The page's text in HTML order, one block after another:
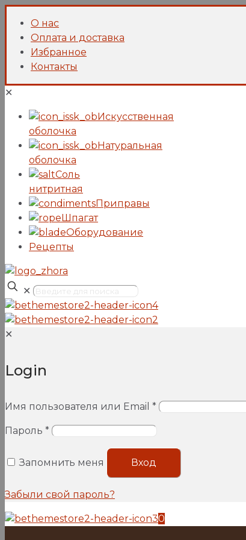
О нас
Оплата и доставка
Избранное
Контакты
✕
Искусcтвенная
оболочка
Натуральная
оболочка
Соль
нитритная
Приправы
Шпагат
Оборудование
Рецепты
✕
✕
Login
Имя пользователя или Email *
Пароль *
Запомнить меня Вход
Забыли свой пароль?
0